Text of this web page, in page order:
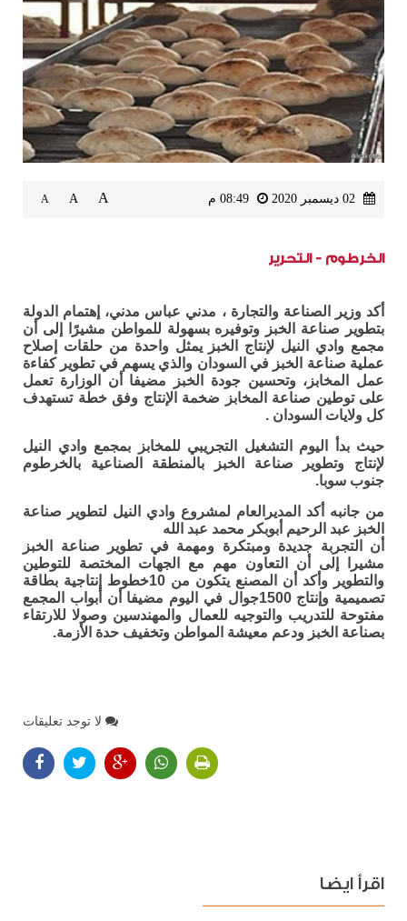
A
A
A
الخرطوم - التحرير
أكد وزير الصناعة والتجارة ، مدني عباس مدني، إهتمام الدولة
بتطوير صناعة الخبز وتوفيره بسهولة للمواطن مشيرًا إلى أن
مجمع وادي النيل لإنتاج الخبز يمثل واحدة من حلقات إصلاح
عملية صناعة الخبز في السودان والذي يسهم في تطوير كفاءة
عمل المخابز، وتحسين جودة الخبز مضيفا أن الوزارة تعمل
على توطين صناعة المخابز ضخمة الإنتاج وفق خطة تستهدف
كل ولايات السودان .
حيث بدأ اليوم التشغيل التجريبي للمخابز بمجمع وادي النيل
لإنتاج وتطوير صناعة الخبز بالمنطقة الصناعية بالخرطوم
جنوب سوبا.
من جانبه أكد المديرالعام لمشروع وادي النيل لتطوير صناعة
الخبز عبد الرحيم أبوبكر محمد عبد الله
أن التجربة جديدة ومبتكرة ومهمة في تطوير صناعة الخبز
مشيرا إلى أن التعاون مهم مع الجهات المختصة للتوطين
والتطوير وأكد أن المصنع يتكون من 10خطوط إنتاجية بطاقة
تصميمية وإنتاج 1500جوال في اليوم مضيفا أن أبواب المجمع
مفتوحة للتدريب والتوجيه للعمال والمهندسين وصولا للارتقاء
بصناعة الخبز ودعم معيشة المواطن وتخفيف حدة الأزمة.
لا توجد تعليقات
اقرأ ايضا